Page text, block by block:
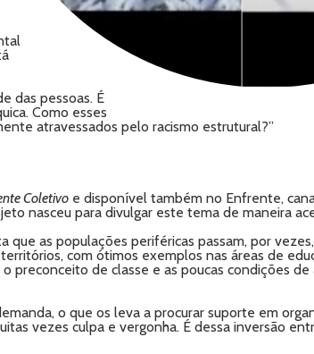
das pessoas. É
Como esses
atravessados pelo racismo estrutural?”
Coletivo e disponível também no Enfrente,
nasceu para divulgar este tema de maneira
as populações periféricas passam, por
com ótimos exemplos nas áreas de
preconceito de classe e as poucas condições
o que os leva a procurar suporte em
vezes culpa e vergonha. É dessa inversão